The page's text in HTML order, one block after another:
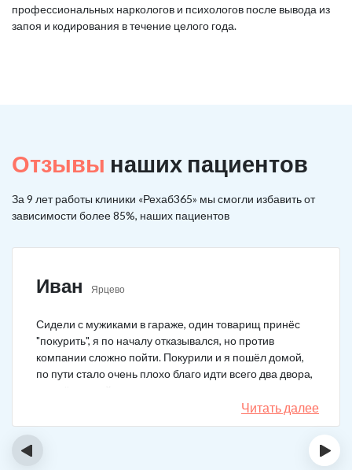
профессиональных наркологов и психологов после вывода из
запоя и кодирования в течение целого года.
Отзывы наших пациентов
За 9 лет работы клиники «Рехаб365» мы смогли избавить от
зависимости более 85%, наших пациентов
Иван Ярцево
Сидели с мужиками в гараже, один товарищ принёс
"покурить", я по началу отказывался, но против
компании сложно пойти. Покурили и я пошёл домой,
по пути стало очень плохо благо идти всего два двора,
чувствовал что точно, что-то не так. Спасибо большое,
что быстро приехали, поставили капельницу и уже
меня начало отпускать. После оказалось, что товарищ
Читать далее
‹ ›